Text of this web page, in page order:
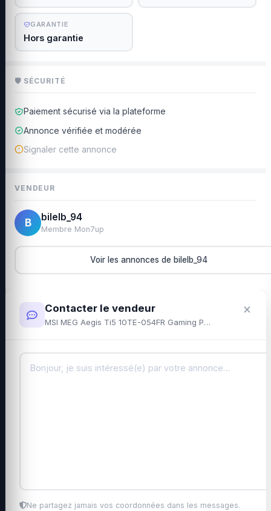
GARANTIE
Hors garantie
🛡 SÉCURITÉ
Paiement sécurisé via la plateforme
Annonce vérifiée et modérée
Signaler cette annonce
VENDEUR
B bilelb_94
Membre Mon7up
Voir les annonces de bilelb_94
Contacter le vendeur
MSI MEG Aegis Ti5 10TE-054FR Gaming PC - I9-10900K, RTX 3080, 128GB RAM, 2TB SSD, 3TB HDD, Windows 10
×
Ne partagez jamais vos coordonnées dans les messages.